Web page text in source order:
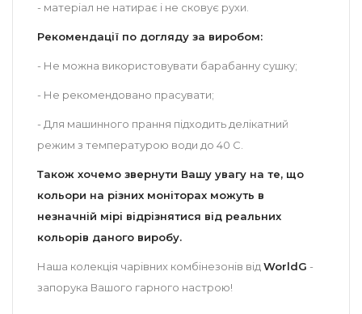
- матеріал не натирає і не сковує рухи.
Рекомендації по догляду за виробом:
- Не можна використовувати барабанну сушку;
- Не рекомендовано прасувати;
- Для машинного прання підходить делікатний
режим з температурою води до 40 С.
Також хочемо звернути Вашу увагу на те, що
кольори на різних моніторах можуть в
незначній мірі відрізнятися від реальних
кольорів даного виробу.
Наша колекція чарівних комбінезонів від WorldG -
запорука Вашого гарного настрою!